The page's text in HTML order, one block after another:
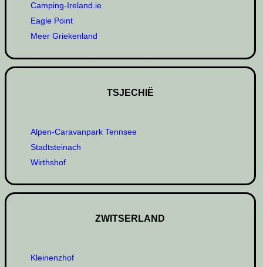
Camping-Ireland.ie
Eagle Point
Meer Griekenland
TSJECHIË
Alpen-Caravanpark Tennsee
Stadtsteinach
Wirthshof
ZWITSERLAND
Kleinenzhof